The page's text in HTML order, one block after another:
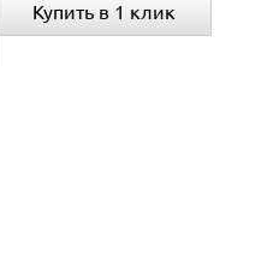
Купить в 1 клик